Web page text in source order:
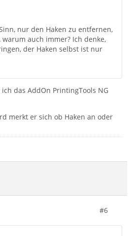
nur den Haken zu entfernen,
auch immer? Ich denke,
der Haken selbst ist nur
das AddOn PrintingTools NG
merkt er sich ob Haken an oder
#6